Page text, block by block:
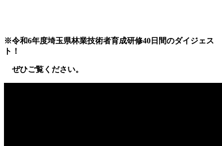
※令和6年度埼玉県林業技術者育成研修40日間のダイジェス
ト！
ぜひご覧ください。